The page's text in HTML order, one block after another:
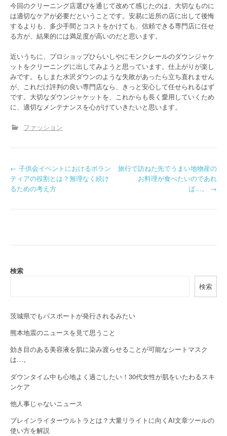
今回のクリーニング店選びを通じて改めて感じたのは、大切なものに
は適切なケアが必要だということです。安易に近所の店に出して後悔
するよりも、多少手間とコストをかけても、信頼できる専門店に任せ
る方が、結果的には満足度が高いのだと思います。
近いうちに、プロショップひらいしやにモンクレールのダウンジャケ
ットをクリーニングに出してみようと思っています。仕上がりが楽し
みです。もしまた水沢ダウンのような失敗があったら立ち直れません
が、これだけ評判の良い専門店なら、きっと安心して任せられるはず
です。大切なダウンジャケットを、これからも長く愛用していくため
に、適切なメンテナンスを心がけていきたいと思います。
ファッション
P
o
a
g
a
t
i
o
n
← 子供会イベントにおけるボラン
ティアの役割とは？無理なく続け
るための考え方
旅行で訪ねた先でうまい地物産の
お料理が食べたいのであれ
ば…。 →
検索
検索
茨城県でもパスポートが発行されるみたい
熊本地震のニュースを見て思うこと
効き目のある美容液を肌に染み渡らせることが可能なシートマスク
は…。
ダウンタイム中も心地よく過ごしたい！30代女性が肌をいたわるスキ
ンケア
他人事じゃないニュース
ブレインライターウルトラとは？大量リライトに向くAI文章ツールの
使い方を解説